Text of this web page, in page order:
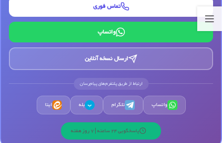
تماس فوری
واتساپ
ارسال نسخه آنلاین
ارتباط از طریق پلتفرم‌های پیام‌رسان
واتساپ تلگرام ب بله ایتا
پاسخگویی 24 ساعته | 7 روز هفته